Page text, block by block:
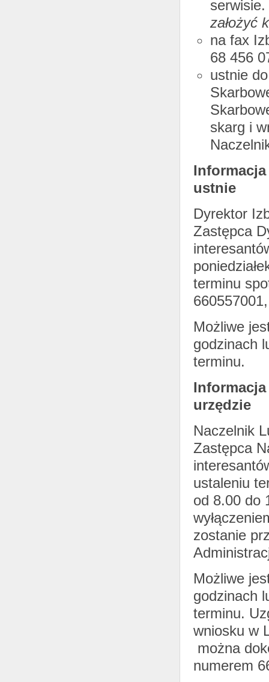
serwisie.
założyć
na fax
68 456
ustnie
skarg i
ustnie
Dyrektor
Zastępca
terminu
Możliwe
godzinach
terminu.
urzędzie
Naczelnik
Zastępca
ustaleniu
od 8.00 do
zostanie
Możliwe
godzinach
terminu.
wniosku w
można
numerem